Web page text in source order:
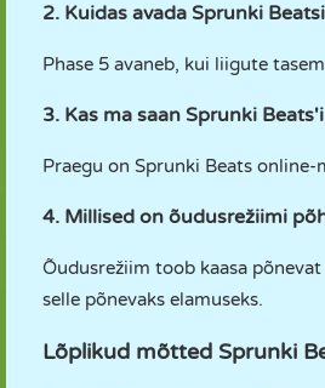
2. Kuidas avada Sprunki
Phase 5 avaneb, kui liigute
3. Kas ma saan Sprunki
Praegu on Sprunki Beats
4. Millised on õudusrežiimi
Õudusrežiim toob kaasa
selle põnevaks elamuseks.
Lõplikud mõtted Sprunki